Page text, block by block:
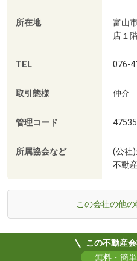
所在地
富山
店１
TEL 076-
取引態様 仲介
管理コード
所属協会など
(公社
不動
この会社の他
この不動産
無料・簡